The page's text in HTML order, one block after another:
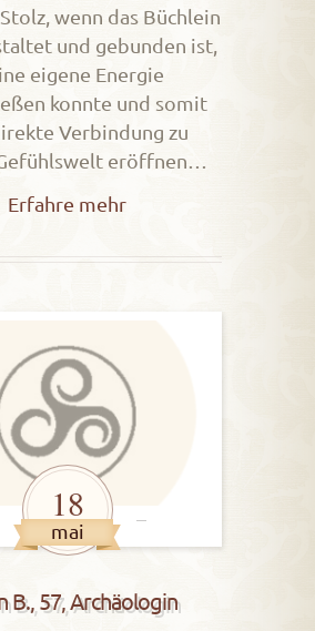
wenn das Büchlein
und gebunden ist,
eigene Energie
konnte und somit
Verbindung zu
eröffnen…
Erfahre mehr
18
mai
B., 57, Archäologin